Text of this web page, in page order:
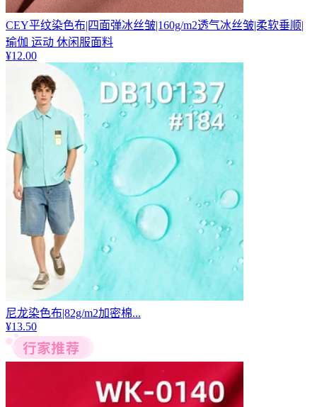
CEY平纹染色布|四面弹冰丝皱|160g/m2透气冰丝皱|柔软垂顺|
瑜伽 运动 休闲服面料
¥12.00
尼龙染色布|82g/m2加密棉...
¥13.50